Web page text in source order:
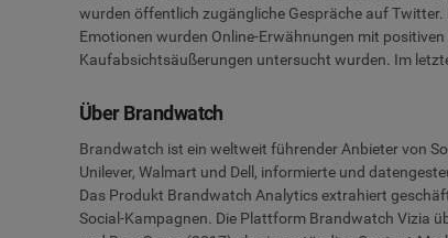
wurden öffentlich zugängliche Gespräche auf
Emotionen wurden Online-Erwähnungen mit
Kaufabsichtsäußerungen untersucht wurden. Im
Über Brandwatch
Brandwatch ist ein weltweit führender Anbieter von
Unilever, Walmart und Dell, informierte und
Das Produkt Brandwatch Analytics extrahiert
Social-Kampagnen. Die Plattform Brandwatch Vizia